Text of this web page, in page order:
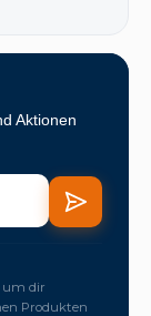
Aktionen
um dir
Produkten